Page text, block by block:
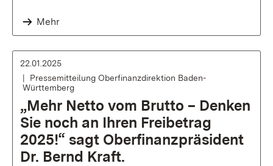
Mehr
22.01.2025
Pressemitteilung Oberfinanzdirektion Baden-
Württemberg
„Mehr Netto vom Brutto – Denken
Sie noch an Ihren Freibetrag
2025!“ sagt Oberfinanzpräsident
Dr. Bernd Kraft.